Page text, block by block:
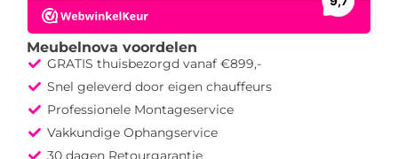
Meubelnova voordelen
GRATIS thuisbezorgd vanaf €899,-
Snel geleverd door eigen chauffeurs
Professionele Montageservice
Vakkundige Ophangservice
30 dagen Retourgarantie